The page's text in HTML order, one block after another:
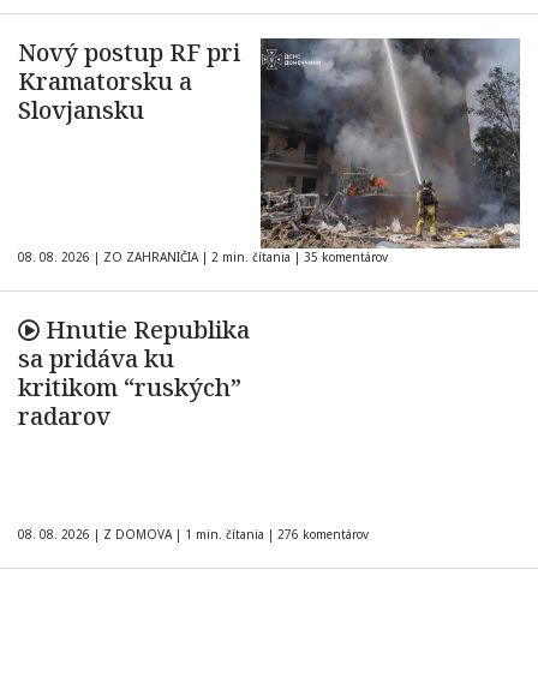
Nový postup RF pri
Kramatorsku a
Slovjansku
08. 08. 2026 | ZO ZAHRANIČIA | 2 min. čítania | 35 komentárov
Hnutie Republika
sa pridáva ku
kritikom “ruských”
radarov
08. 08. 2026 | Z DOMOVA | 1 min. čítania | 276 komentárov